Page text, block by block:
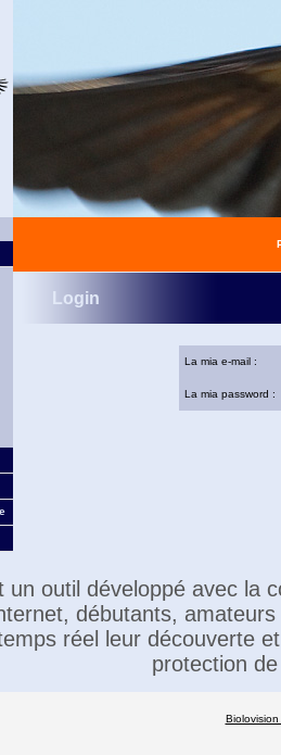
Login
La mia e-mail :
La mia password :
un outil développé avec la
débutants,
réel leur découverte
protection
Biolovision